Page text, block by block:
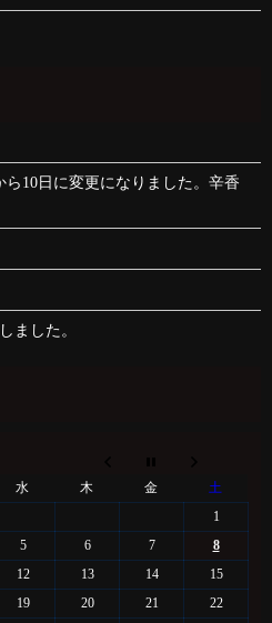
10日に変更になりました。辛香
ました。
水 木 金
土
1
5 6 7
8
12 13 14
15
19 20 21 22